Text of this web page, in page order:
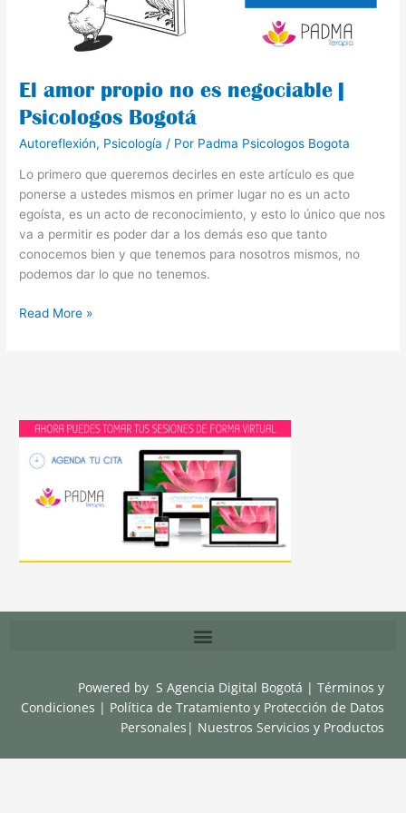
El amor propio no es negociable |
Psicologos Bogotá
Autoreflexión, Psicología / Por Padma Psicologos Bogota
Lo primero que queremos decirles en este artículo es que
ponerse a ustedes mismos en primer lugar no es un acto
egoísta, es un acto de reconocimiento, y esto lo único que nos
va a permitir es poder dar a los demás eso que tanto
conocemos bien y que tenemos para nosotros mismos, no
podemos dar lo que no tenemos.
Psicologos
Read More »
Powered by S Agencia Digital Bogotá |Términos y
Condiciones | Política de Tratamiento y Protección de Datos
Personales | Nuestros Servicios y Productos